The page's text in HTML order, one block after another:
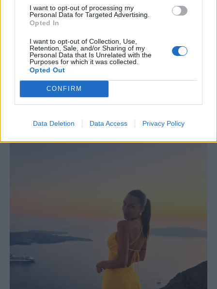
I want to opt-out of processing my
Personal Data for Targeted Advertising.
Opted In
I want to opt-out of Collection, Use,
Retention, Sale, and/or Sharing of my
Personal Data that Is Unrelated with the
Purposes for which it was collected.
Opted Out
CONFIRM
Data Deletion Data Access Privacy Policy